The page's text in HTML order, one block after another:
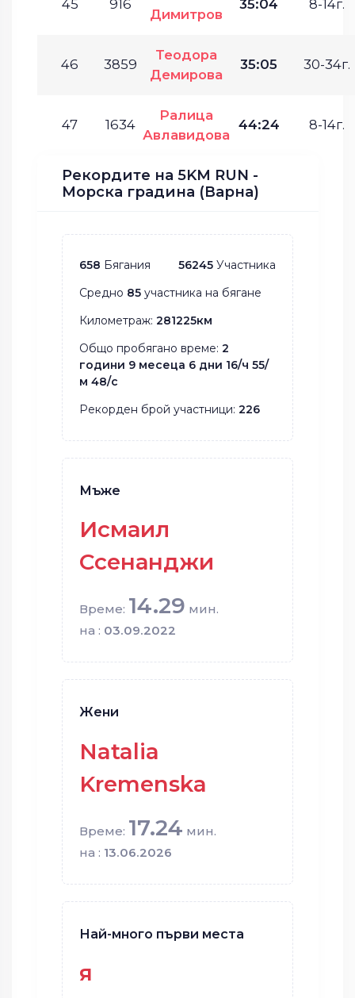
45 916
Димитров
35:04 8-14г.
46 3859
Теодора
Демирова
35:05 30-34г.
47 1634
Ралица
Авлавидова
44:24 8-14г.
Рекордите на 5KM RUN -
Морска градина (Варна)
658 Бягания 56245 Участника
Средно 85 участника на бягане
Километраж: 281225км
Общо пробягано време: 2
години 9 месеца 6 дни 16/ч 55/
м 48/с
Рекорден брой участници: 226
Мъже
Исмаил
Ссенанджи
Време: 14.29 мин.
на : 03.09.2022
Жени
Natalia
Kremenska
Време: 17.24 мин.
на : 13.06.2026
Най-много първи места
я